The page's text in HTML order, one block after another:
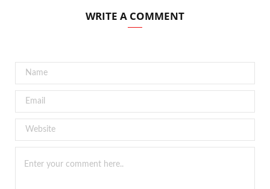
WRITE A COMMENT